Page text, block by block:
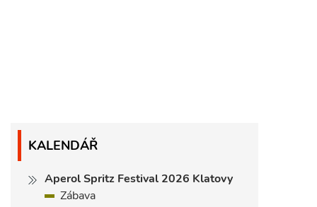
KALENDÁŘ
Aperol Spritz Festival 2026 Klatovy
Zábava